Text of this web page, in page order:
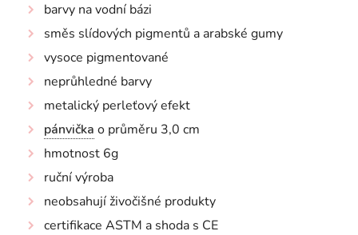
barvy na vodní bázi
směs slídových pigmentů a arabské gumy
vysoce pigmentované
neprůhledné barvy
metalický perleťový efekt
pánvička o průměru 3,0 cm
hmotnost 6g
ruční výroba
neobsahují živočišné produkty
certifikace ASTM a shoda s CE